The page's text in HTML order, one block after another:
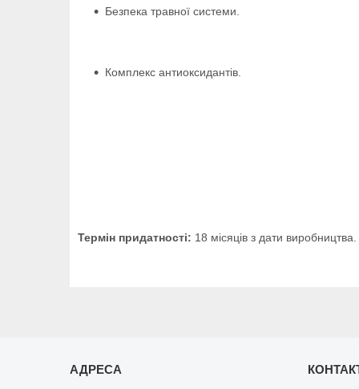
Безпека травної системи.
Комплекс антиоксидантів.
Термін придатності: 18 місяців з дати